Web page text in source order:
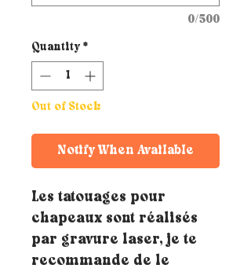
0/500
Quantity *
Out of Stock
Notify When Available
Les tatouages pour
chapeaux sont réalisés
par gravure laser, je te
recommande de le